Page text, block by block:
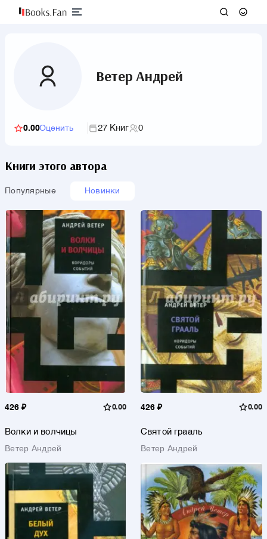
Ветер Андрей
0.00Оценить 27 Книг 0
Книги этого автора
Популярные Новинки
426 ₽ 0.00
Волки и волчицы
Ветер Андрей
426 ₽ 0.00
Святой грааль
Ветер Андрей